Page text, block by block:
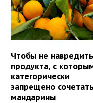
Чтобы не
продукта, с
категорически
запрещено сочетать
мандарины